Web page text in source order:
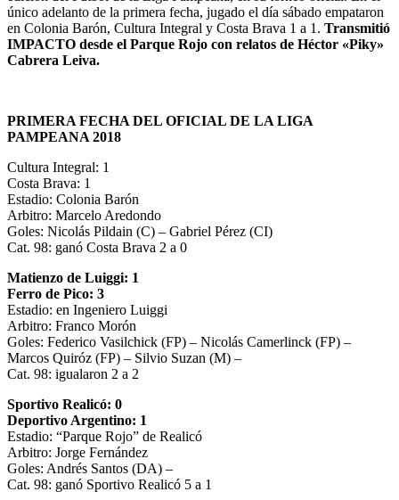
único adelanto de la primera fecha, jugado el día sábado empataron
en Colonia Barón, Cultura Integral y Costa Brava 1 a 1. Transmitió
IMPACTO desde el Parque Rojo con relatos de Héctor «Piky»
Cabrera Leiva.
PRIMERA FECHA DEL OFICIAL DE LA LIGA
PAMPEANA 2018
Cultura Integral: 1
Costa Brava: 1
Estadio: Colonia Barón
Arbitro: Marcelo Aredondo
Goles: Nicolás Pildain (C) – Gabriel Pérez (CI)
Cat. 98: ganó Costa Brava 2 a 0
Matienzo de Luiggi: 1
Ferro de Pico: 3
Estadio: en Ingeniero Luiggi
Arbitro: Franco Morón
Goles: Federico Vasilchick (FP) – Nicolás Camerlinck (FP) –
Marcos Quiróz (FP) – Silvio Suzan (M) –
Cat. 98: igualaron 2 a 2
Sportivo Realicó: 0
Deportivo Argentino: 1
Estadio: “Parque Rojo” de Realicó
Arbitro: Jorge Fernández
Goles: Andrés Santos (DA) –
Cat. 98: ganó Sportivo Realicó 5 a 1